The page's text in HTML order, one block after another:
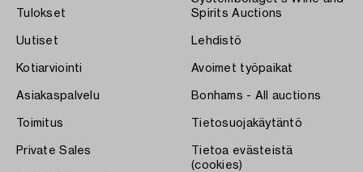
Tulokset
Uutiset
Kotiarviointi
Asiakaspalvelu
Toimitus
Private Sales
Spirits Auctions
Lehdistö
Avoimet työpaikat
Bonhams - All auctions
Tietosuojakäytäntö
Tietoa evästeistä
(cookies)